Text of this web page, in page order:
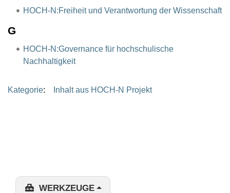
HOCH-N:Freiheit und Verantwortung der Wissenschaft
G
HOCH-N:Governance für hochschulische
Nachhaltigkeit
Kategorie: Inhalt aus HOCH-N Projekt
WERKZEUGE